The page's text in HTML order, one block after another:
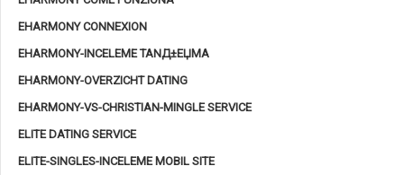
EHARMONY CONNEXION
EHARMONY-INCELEME TANД±ЕЏMA
EHARMONY-OVERZICHT DATING
EHARMONY-VS-CHRISTIAN-MINGLE SERVICE
ELITE DATING SERVICE
ELITE-SINGLES-INCELEME MOBIL SITE